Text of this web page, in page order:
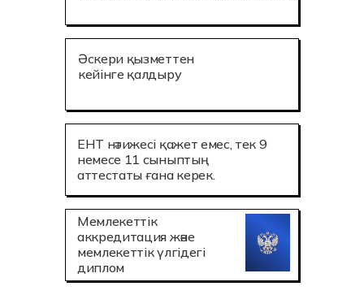
Мемлекеттік
аккредитация және
мемлекеттік үлгідегі
диплом
Әскери қызметтен
кейінге қалдыру
ЕНТ нәтижесі қажет емес, тек 9
немесе 11 сыныптың
аттестаты ғана керек.